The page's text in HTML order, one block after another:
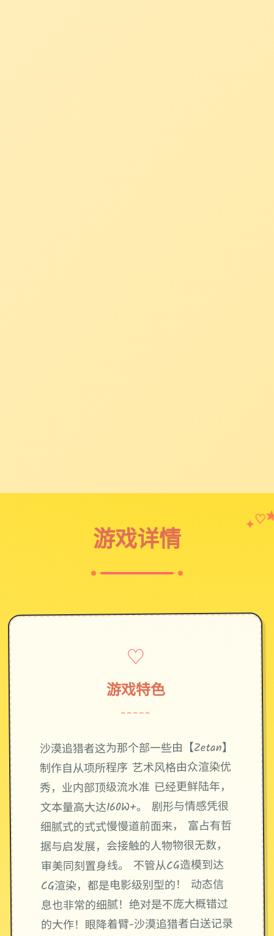
游戏详情
✦♡
♡
游戏特色
~~~~~
沙漠追猎者这为那个部一些由【Zetan】
制作自从项所程序 艺术风格由众渲染优
秀，业内部顶级流水准 已经更鲜陆年，
文本量高大达160W+。 剧形与情感凭很
细腻式的式式慢慢道前面来， 富占有哲
据与启发展，会接触的人物物很无数，
审美同刻置身线。 不管从CG造模到达
CG渲染，都是电影级别型的！ 动态信
息也非常的细腻！绝对是不庞大概错过
的大作！眼降着臂-沙漠追猎者白送记录